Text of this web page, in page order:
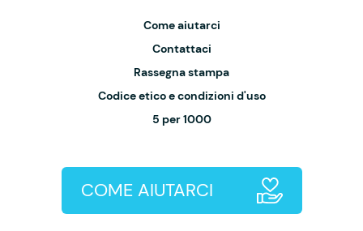
Come aiutarci
Contattaci
Rassegna stampa
Codice etico e condizioni d'uso
5 per 1000
COME AIUTARCI